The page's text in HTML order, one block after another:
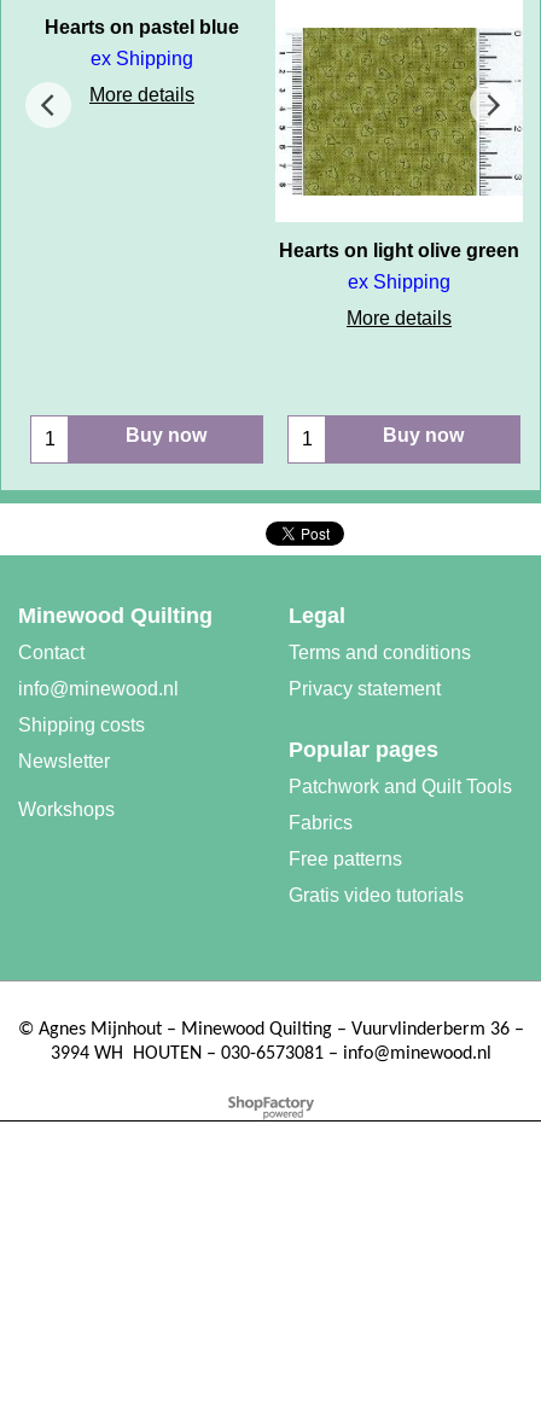
Hearts on pastel blue
ex Shipping
More details
Buy now
Hearts on light olive green
ex Shipping
More details
Buy now
Legal
Terms and conditions
Privacy statement
Minewood Quilting
Contact
info@minewood.nl
Shipping costs
Newsletter
Popular pages
Patchwork and Quilt Tools
Fabrics
Free patterns
Gratis video tutorials
Workshops
©Agnes Mijnhout – Minewood Quilting – Vuurvlinderberm 36 –
3994 WH
HOUTEN – 030-6573081 – info@minewood.nl
To create online store ShopFactory eCommerce software was used.